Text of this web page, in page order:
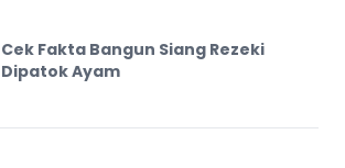
Cek Fakta Bangun Siang Rezeki
Dipatok Ayam